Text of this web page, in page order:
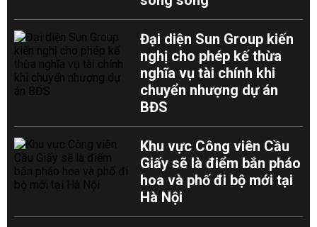
Đại diện Sun Group kiến
nghị cho phép kế thừa
nghĩa vụ tài chính khi
chuyển nhượng dự án
BĐS
Khu vực Công viên Cầu
Giấy sẽ là điểm bắn pháo
hoa và phố đi bộ mới tại
Hà Nội